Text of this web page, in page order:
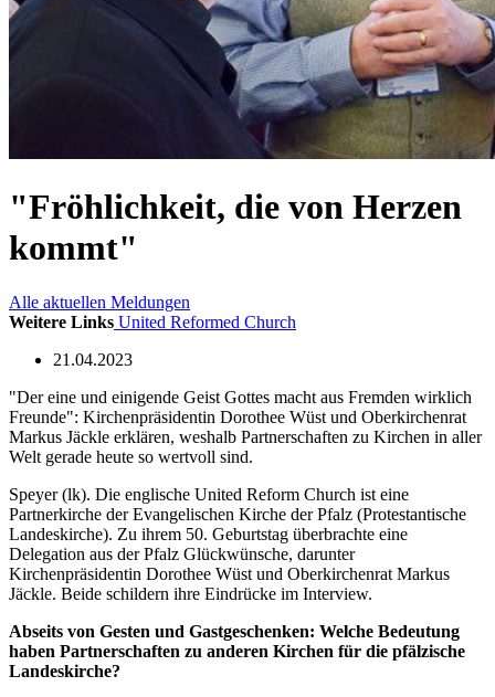
"Fröhlichkeit, die von Herzen
kommt"
Alle aktuellen Meldungen
Weitere Links United Reformed Church
21.04.2023
"Der eine und einigende Geist Gottes macht aus Fremden wirklich
Freunde": Kirchenpräsidentin Dorothee Wüst und Oberkirchenrat
Markus Jäckle erklären, weshalb Partnerschaften zu Kirchen in aller
Welt gerade heute so wertvoll sind.
Speyer (lk). Die englische United Reform Church ist eine
Partnerkirche der Evangelischen Kirche der Pfalz (Protestantische
Landeskirche). Zu ihrem 50. Geburtstag überbrachte eine
Delegation aus der Pfalz Glückwünsche, darunter
Kirchenpräsidentin Dorothee Wüst und Oberkirchenrat Markus
Jäckle. Beide schildern ihre Eindrücke im Interview.
Abseits von Gesten und Gastgeschenken: Welche Bedeutung
haben Partnerschaften zu anderen Kirchen für die pfälzische
Landeskirche?